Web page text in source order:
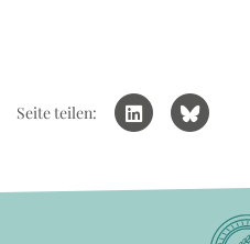
Seite teilen: